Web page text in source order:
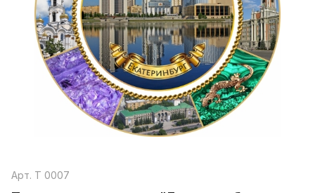
Арт. Т 0007